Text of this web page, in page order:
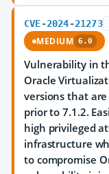
CVE-2024-21273
MEDIUM 6.0
Vulnerability in
Oracle
versions that
prior to 7.1.2.
high privileged
infrastructure
to compromise